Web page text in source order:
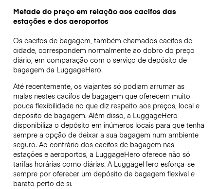
Metade do preço em relação aos cacifos das
estações e dos aeroportos
Os cacifos de bagagem, também chamados cacifos de
cidade, correspondem normalmente ao dobro do preço
diário, em comparação com o serviço de depósito de
bagagem da LuggageHero.
Até recentemente, os viajantes só podiam arrumar as
malas nestes cacifos de bagagem que oferecem muito
pouca flexibilidade no que diz respeito aos preços, local e
depósito de bagagem. Além disso, a LuggageHero
disponibiliza o depósito em inúmeros locais para que tenha
sempre a opção de deixar a sua bagagem num ambiente
seguro. Ao contrário dos cacifos de bagagem nas
estações e aeroportos, a LuggageHero oferece não só
tarifas horárias como diárias. A LuggageHero esforça-se
sempre por oferecer um depósito de bagagem flexível e
barato perto de si.